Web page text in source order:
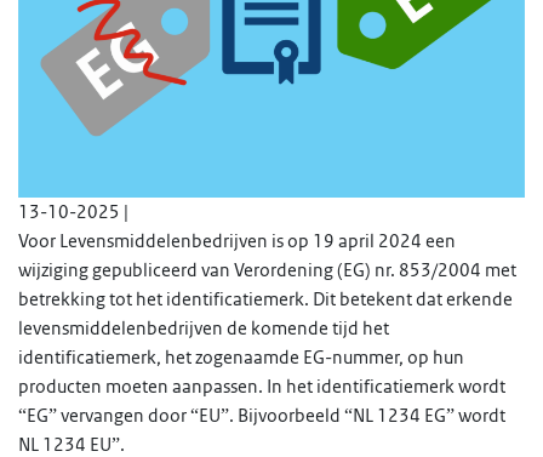
13-10-2025 |
Voor Levensmiddelenbedrijven is op 19 april 2024 een
wijziging gepubliceerd van Verordening (EG) nr. 853/2004 met
betrekking tot het identificatiemerk. Dit betekent dat erkende
levensmiddelenbedrijven de komende tijd het
identificatiemerk, het zogenaamde EG-nummer, op hun
producten moeten aanpassen. In het identificatiemerk wordt
“EG” vervangen door “EU”. Bijvoorbeeld “NL 1234 EG” wordt
NL 1234 EU”.